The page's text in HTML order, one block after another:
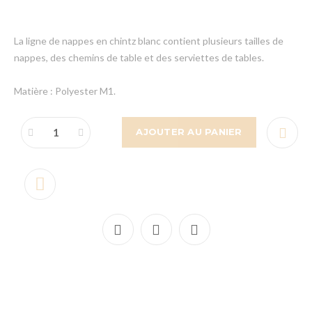
La ligne de nappes en chintz blanc contient plusieurs tailles de
nappes, des chemins de table et des serviettes de tables.
Matière : Polyester M1.
AJOUTER AU PANIER